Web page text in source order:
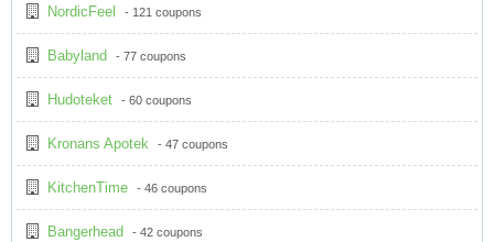
NordicFeel - 121 coupons
Babyland - 77 coupons
Hudoteket - 60 coupons
Kronans Apotek - 47 coupons
KitchenTime - 46 coupons
Bangerhead - 42 coupons